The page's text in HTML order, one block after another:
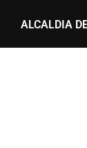
ALCALDIA